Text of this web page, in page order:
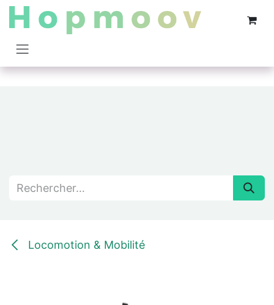
Se rendre au contenu
Locomotion & Mobilité